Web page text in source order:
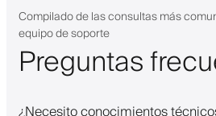
Compilado de las consultas más
equipo de soporte
Preguntas